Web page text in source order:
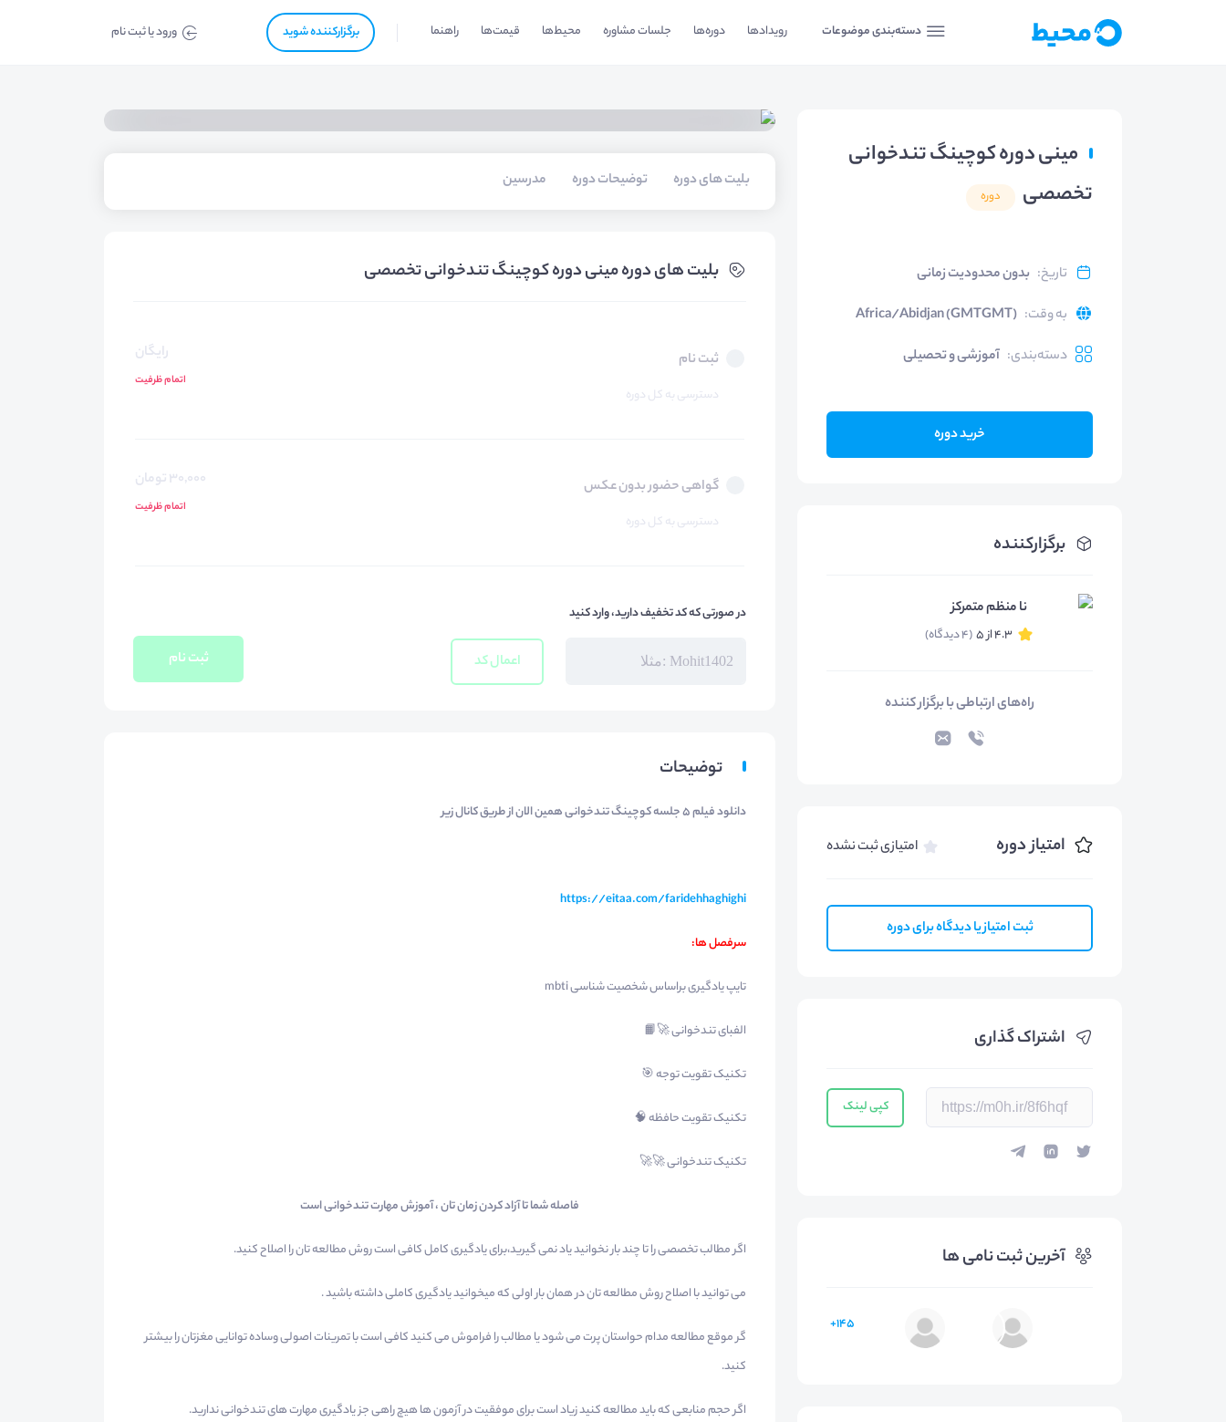
دسته‌بندی موضوعات رویدادها دوره‌ها جلسات مشاوره محیط‌ها قیمت‌ها راهنما برگزار‌‌کننده شوید ورود یا ثبت نام
مینی دوره کوچینگ تندخوانی
تخصصی
دوره
تاریخ: بدون محدودیت زمانی
به وقت:
Africa/Abidjan (GMTGMT)
دسته‌بندی: آموزشی و تحصیلی
خرید دوره
برگزارکننده
نا منظم متمرکز
4.3 از 5 (4 دیدگاه)
راه‌های ارتباطی با برگزار کننده
امتیاز دوره امتیازی ثبت نشده
ثبت امتیاز یا دیدگاه برای دوره
اشتراک گذاری
کپی لینک
آخرین ثبت نامی ها
145+
بلیت های دوره توضیحات دوره مدرسین
بلیت های دوره مینی دوره کوچینگ تندخوانی تخصصی
ثبت نام
دسترسی به کل دوره
رایگان
اتمام ظرفیت
گواهی حضور بدون عکس
دسترسی به کل دوره
30,000 تومان
اتمام ظرفیت
در صورتی که کد تخفیف دارید، وارد کنید
اعمال کد ثبت نام
توضیحات
دانلود فیلم 5 جلسه کوچینگ تندخوانی همین الان از طریق کانال زیر
https://eitaa.com/faridehhaghighi
سرفصل ها:
تایپ یادگیری براساس شخصیت شناسی mbti
الفبای تندخوانی 🚀📙
تکنیک تقویت توجه 🎯
تکنیک تقویت حافظه 🧠
تکنیک تندخوانی 🚀🚀
فاصله شما تا آزاد کردن زمان تان ، آموزش مهارت تندخوانی است
اگر مطالب تخصصی را تا چند بار نخوانید یاد نمی گیرید،برای یادگیری کامل کافی است روش مطالعه تان را اصلاح کنید.
می توانید با اصلاح روش مطالعه تان در همان بار اولی که میخوانید یادگیری کاملی داشته باشید .
گر موقع مطالعه مدام حواستان پرت می شود یا مطالب را فراموش می کنید کافی است با تمرینات اصولی وساده توانایی مغزتان را بیشتر
کنید.
اگر حجم منابعی که باید مطالعه کنید زیاد است برای موفقیت در آزمون ها هیچ راهی جز یادگیری مهارت های تندخوانی ندارید.